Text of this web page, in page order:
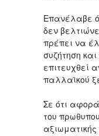
Επανέλαβε
δεν
πρέπει να
συζήτηση
επιτευχθεί
παλλαϊκού
Σε ότι
του